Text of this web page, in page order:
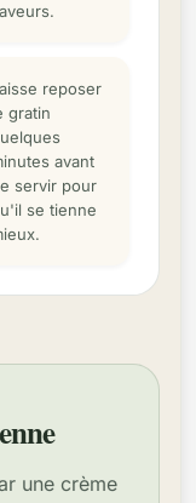
reposer
gratin
avant
servir pour
se tienne
une crème